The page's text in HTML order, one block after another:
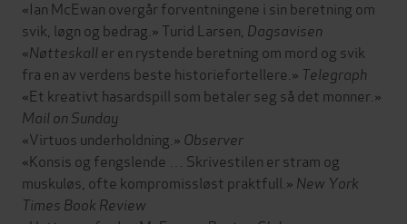
«Ian McEwan overgår forventningene i sin beretning om
svik, løgn og bedrag.» Turid Larsen, Dagsavisen
«Nøtteskaller en rystende beretning om mord og svik
fra en av verdens beste historiefortellere.» Telegraph
«Et kreativt hasardspill som betaler seg så det monner.»
Mail on Sunday
«Virtuos underholdning.» Observer
«Konsis og fengslende … Skrivestilen er stram og
muskuløs, ofte kompromissløst praktfull.» New York
Times Book Review